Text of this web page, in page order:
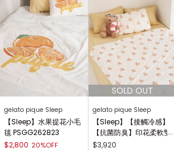
gelato pique Sleep
【Sleep】水果提花小毛
毯 PSGG262823
$2,800 20%OFF
gelato pique Sleep
【Sleep】【接觸冷感】
【抗菌防臭】印花柔軟雙
面毯 PSGG262803
$3,920